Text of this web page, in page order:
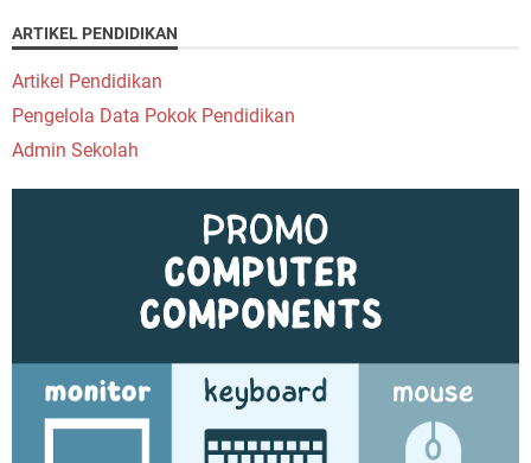
ARTIKEL PENDIDIKAN
Artikel Pendidikan
Pengelola Data Pokok Pendidikan
Admin Sekolah